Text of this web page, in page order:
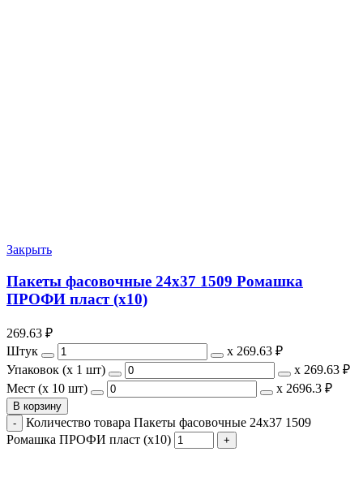
Закрыть
Пакеты фасовочные 24х37 1509 Ромашка
ПРОФИ пласт (х10)
269.63 ₽
Штук
х 269.63 ₽
Упаковок (x 1 шт)
х 269.63 ₽
Мест (x 10 шт)
х 2696.3 ₽
В корзину
Количество товара Пакеты фасовочные 24х37 1509
Ромашка ПРОФИ пласт (х10)